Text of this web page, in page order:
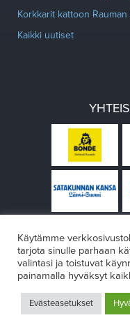
Korkkarit kattoon
Kaikki uutiset
Design:VÄRIKÄS
Käytämme
tarjota sinulle parhaan
valintasi ja toistuvat
painamalla hyväksyt
Evästeasetukset